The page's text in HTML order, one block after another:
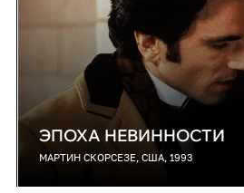
ЭПОХА НЕВИННОСТИ
МАРТИН СКОРСЕЗЕ, США, 1993